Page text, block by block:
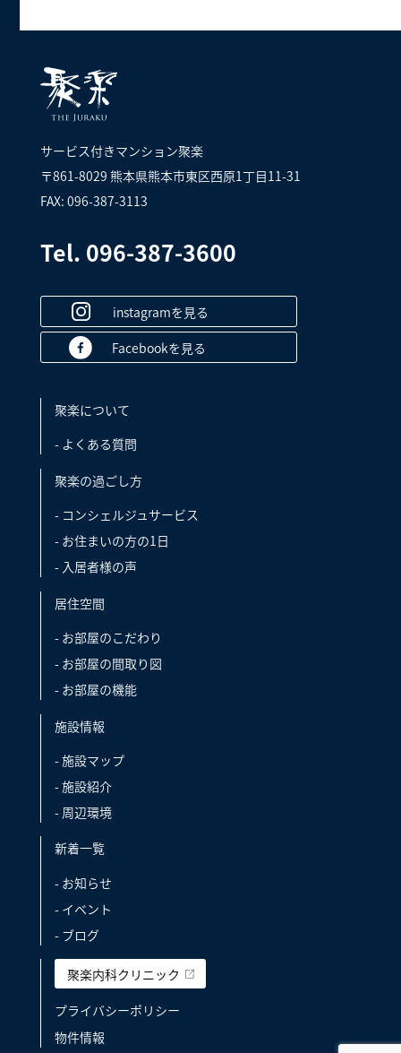
サービス付きマンション聚楽
〒861-8029 熊本県熊本市東区西原1丁目11-31
FAX: 096-387-3113
Tel. 096-387-3600
instagramを見る
Facebookを見る
聚楽について
- よくある質問
聚楽の過ごし方
- コンシェルジュサービス
- お住まいの方の1日
- 入居者様の声
居住空間
- お部屋のこだわり
- お部屋の間取り図
- お部屋の機能
施設情報
- 施設マップ
- 施設紹介
- 周辺環境
新着一覧
- お知らせ
- イベント
- ブログ
聚楽内科クリニック
プライバシーポリシー
物件情報